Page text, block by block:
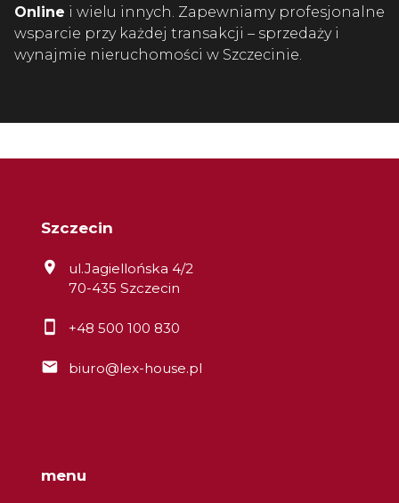
Online i wielu innych. Zapewniamy profesjonalne
wsparcie przy każdej transakcji – sprzedaży i
wynajmie nieruchomości w Szczecinie.
Szczecin
ul.Jagiellońska 4/2
70-435 Szczecin
+48 500 100 830
biuro@lex-house.pl
menu